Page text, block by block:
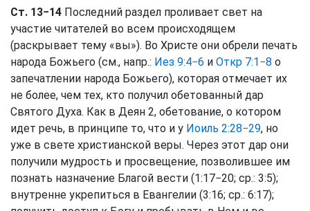
Ст. 13−14 Последний раздел проливает свет на
участие читателей во всем происходящем
(раскрывает тему «вы»). Во Христе они обрели печать
народа Божьего (см., напр.: Иез 9:4−6 и Откр 7:1−8 о
запечатлении народа Божьего), которая отмечает их
не более, чем тех, кто получил обетованный дар
Святого Духа. Как в Деян 2, обетование, о котором
идет речь, в принципе то, что и у Иоиль 2:28−29, но
уже в свете христианской веры. Через этот дар они
получили мудрость и просвещение, позволившее им
познать назначение Благой вести (1:17−20; ср.: 3:5);
внутренне укрепиться в Евангелии (3:16; ср.: 6:17);